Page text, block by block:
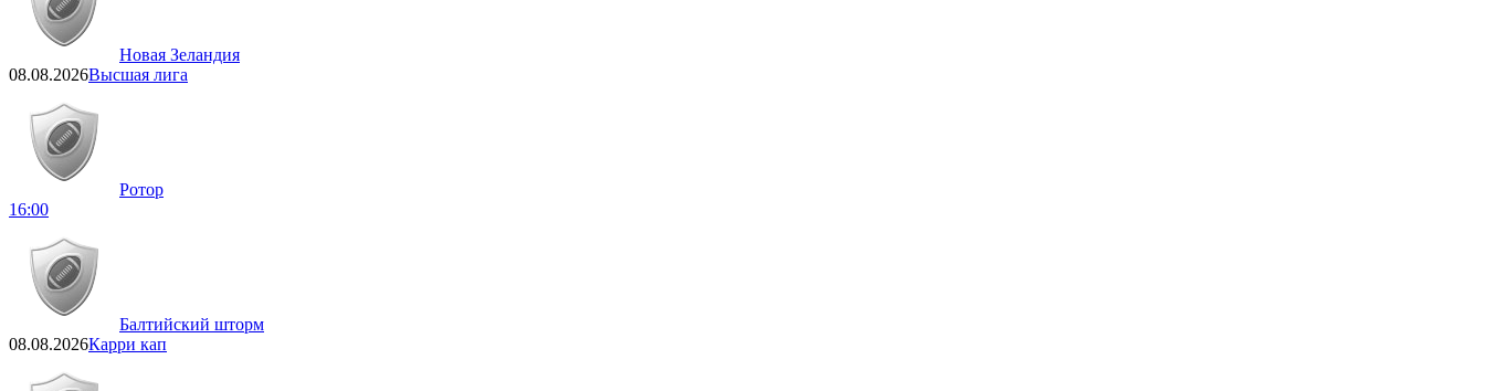
Новая Зеландия
08.08.2026Высшая лига
Ротор
16:00
Балтийский шторм
08.08.2026Карри кап